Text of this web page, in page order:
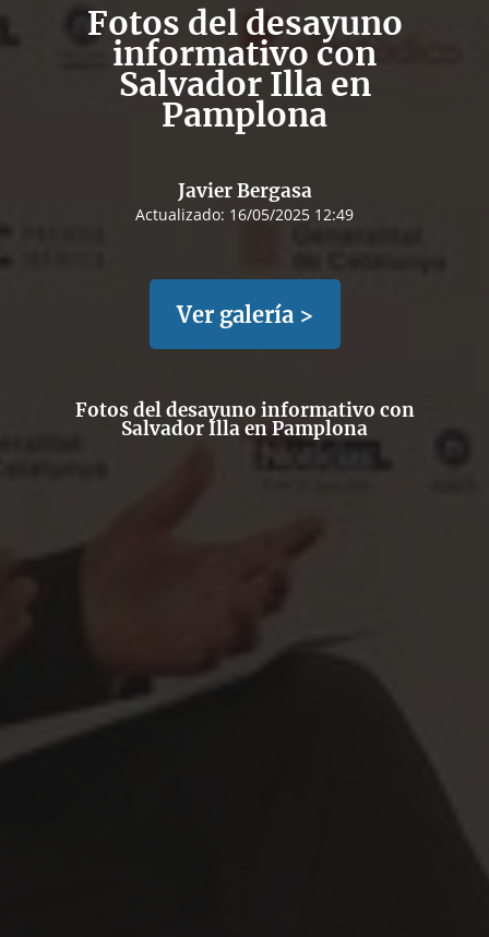
Fotos del desayuno
informativo con
Salvador Illa en
Pamplona
Javier Bergasa
Actualizado: 16/05/2025 12:49
Ver galería >
Fotos del desayuno informativo con
Salvador Illa en Pamplona